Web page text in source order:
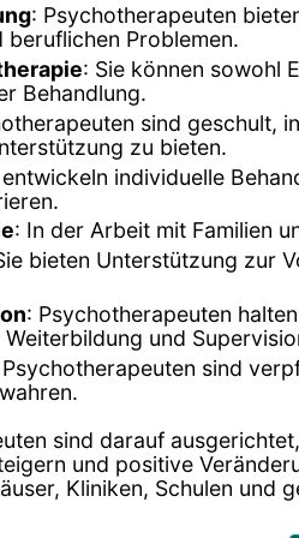
: Psychotherapeuten
beruflichen Problemen.
: Sie können sowohl
Behandlung.
sind geschult,
zu bieten.
entwickeln individuelle
: In der Arbeit mit Familien
bieten Unterstützung zur
: Psychotherapeuten
und
sind
sind darauf
und positive
Kliniken, Schulen und